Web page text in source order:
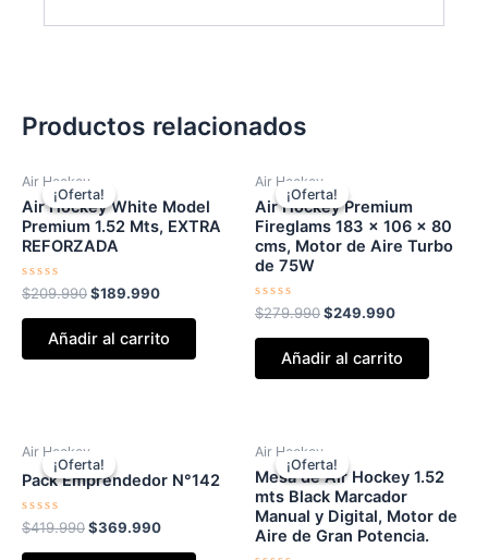
Productos relacionados
¡Oferta!
¡Oferta!
Air Hockey
Air Hockey White Model
Premium 1.52 Mts, EXTRA
REFORZADA
Valorado
con
0
$209.990
precio
original
era:
$209.990.
$189.990
actual
es:
Añadir al carrito
¡Oferta!
¡Oferta!
Air Hockey
Air Hockey Premium
Fireglams 183 x 106 x 80
cms, Motor de Aire Turbo
de 75W
Valorado
con
0
$279.990
precio
original
era:
$279.990.
$249.990
actual
es:
$249.990.
Añadir al carrito
¡Oferta!
¡Oferta!
Air Hockey
Pack Emprendedor N°142
Valorado
con
0
$419.990
precio
original
era:
$369.990
actual
¡Oferta!
¡Oferta!
Air Hockey
Mesa de Air Hockey 1.52
mts Black Marcador
Manual y Digital, Motor de
Aire de Gran Potencia.
precio
original
era:
$199.990.
actual
es:
$179.990.